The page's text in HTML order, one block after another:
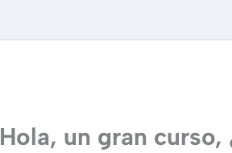
Hola, un gran curso,